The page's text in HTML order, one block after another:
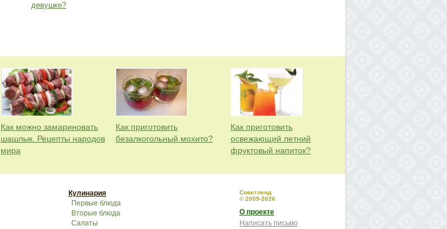
девушке?
Как можно замариновать
шашлык. Рецепты народов
мира
Как приготовить
безалкогольный мохито?
Как приготовить
освежающий летний
фруктовый напиток?
Кулинария
Первые блюда
Вторые блюда
Салаты
Советленд
© 2009-2026
О проекте
Написать письмо